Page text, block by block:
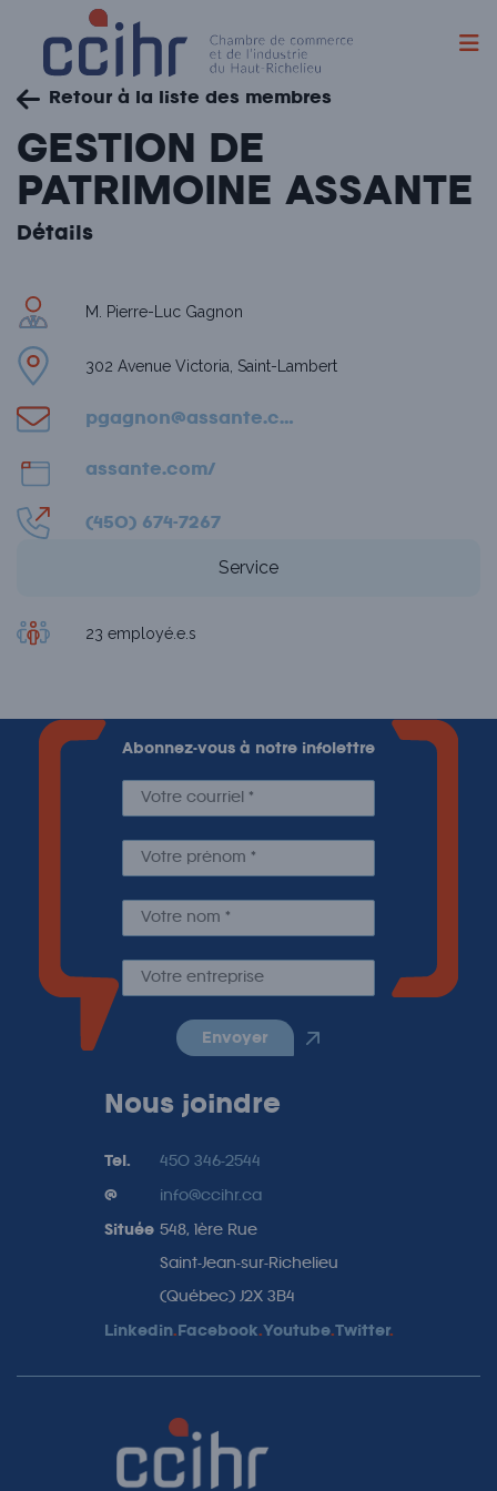
Skip
content
Retour à la liste des membres
GESTION DE
PATRIMOINE ASSANTE
Détails
M. Pierre-Luc Gagnon
302 Avenue Victoria, Saint-Lambert
pgagnon@assante.com
assante.com/
(450) 674-7267
Service
23 employé.e.s
Abonnez-vous à notre infolettre
envoyer
Nous joindre
Tel. 450 346-2544
@ info@ccihr.ca
Située 548, 1ère Rue
Saint-Jean-sur-Richelieu
(Québec) J2X 3B4
Linkedin. Facebook.Youtube.Twitter.